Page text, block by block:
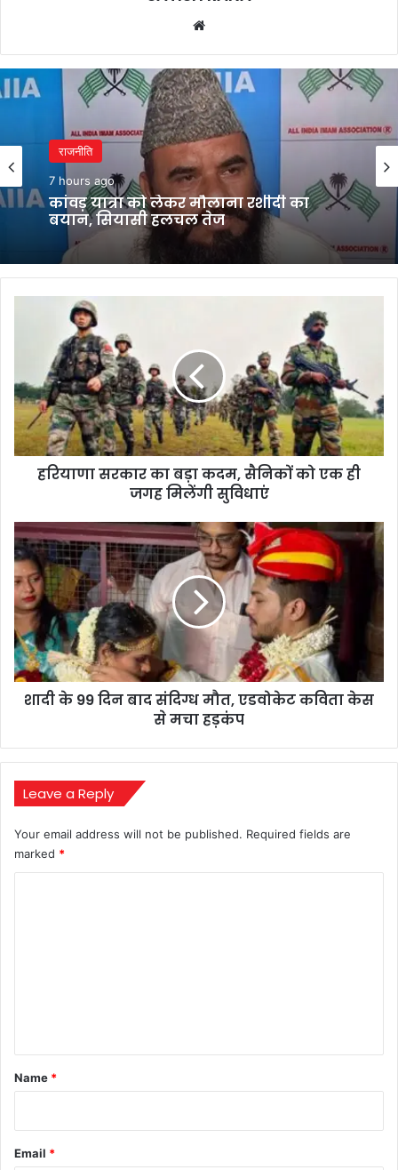
राजनीति
7 hours ago
कांवड़ यात्रा को लेकर मौलाना रशीदी का
बयान, सियासी हलचल तेज
कदम,
सैनिकों
को
एक
ही
हरियाणा सरकार का बड़ा कदम, सैनिकों को एक ही
जगह मिलेंगी सुविधाएं
शादी
के
99
दिन
बाद
संदिग्ध
मौत,
एडवोकेट
कविता
केसशादी के 99 दिन बाद संदिग्ध मौत, एडवोकेट कविता केस
से मचा हड़कंप
Leave a Reply
Your email address will not be published. Required fields are
marked *
*
Name *
Email *